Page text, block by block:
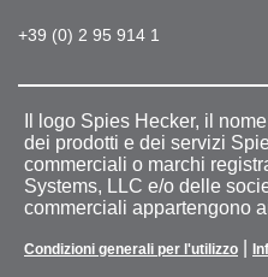
+39 (0) 2 95 914 1
Il logo Spies Hecker, il
dei prodotti e dei servizi
commerciali o marchi
Systems, LLC e/o delle
commerciali appartengono
Condizioni generali per l'utilizzo